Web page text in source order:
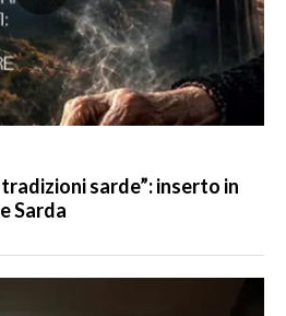
sarde”: inserto in
Sarda